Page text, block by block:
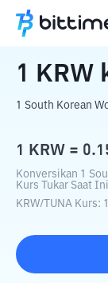
Beranda
1 KRW
1 South Korean
1 KRW =
Konversikan 1
Kurs Tukar Saat
KRW/ TUNA Kurs: 1